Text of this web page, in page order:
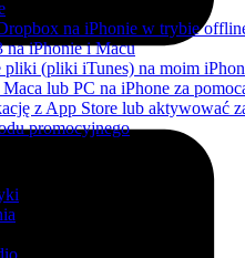
na iPhonie w trybie
na iPhonie i Macu
pliki (pliki iTunes) na moim
lub PC na iPhone za
z App Store lub aktywować
promocyjnego